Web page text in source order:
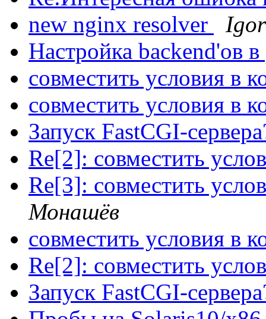
new nginx resolver
Настройка backend'ов
совместить условия в
совместить условия в
Запуск FastCGI-
Re[2]: совместить
Re[3]: совместить
Монашёв
совместить условия в
Re[2]: совместить
Запуск FastCGI-